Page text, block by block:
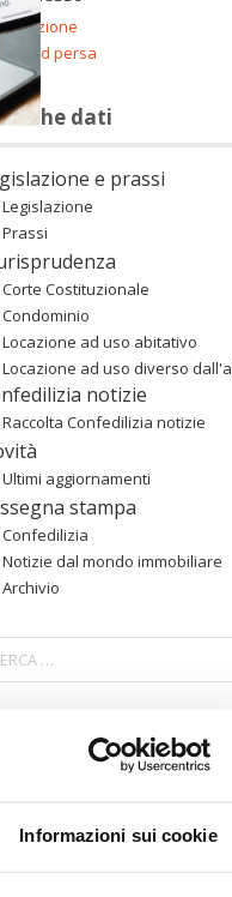
Informazioni sui cookie
persa
dati
e prassi
Legislazione
Prassi
Corte Costituzionale
Condominio
Locazione ad uso abitativo
Locazione ad uso diverso
notizie
Raccolta Confedilizia notizie
Ultimi aggiornamenti
stampa
Confedilizia
Notizie dal mondo immobiliare
Archivio
Area riservata